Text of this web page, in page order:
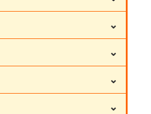
⌄
⌄
⌄
⌄